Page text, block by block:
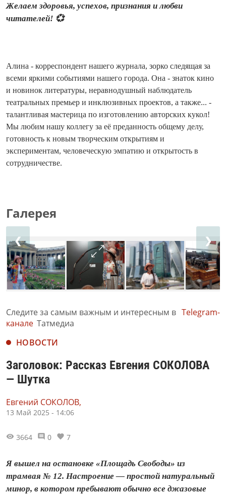
Желаем здоровья, успехов, признания и любви
читателей! 💞
Алина - корреспондент нашего журнала, зорко следящая за
всеми яркими событиями нашего города. Она - знаток кино
и новинок литературы, неравнодушный наблюдатель
театральных премьер и инклюзивных проектов, а также... -
талантливая мастерица по изготовлению авторских кукол!
Мы любим нашу коллегу за её преданность общему делу,
готовность к новым творческим открытиям и
экспериментам, человеческую эмпатию и открытость в
сотрудничестве.
Галерея
❮ ❯
Следите за самым важным и интересным в Telegram-
канале Татмедиа
НОВОСТИ
Заголовок: Рассказ Евгения СОКОЛОВА
— Шутка
Евгений СОКОЛОВ,
13 Май 2025 - 14:06
3664 0 7
Я вышел на остановке «Площадь Свободы» из
трамвая № 12. Настроение — простой натуральный
минор, в котором пребывают обычно все джазовые